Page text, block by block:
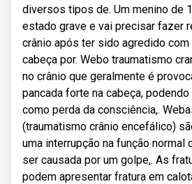
diversos tipos de. Um menino de
estado grave e vai precisar fazer
crânio após ter sido agredido com
cabeça por. Webo traumatismo
no crânio que geralmente é
pancada forte na cabeça,
como perda da consciência,.
(traumatismo crânio encefálico)
uma interrupção na função normal
ser causada por um golpe,. As
podem apresentar fratura em